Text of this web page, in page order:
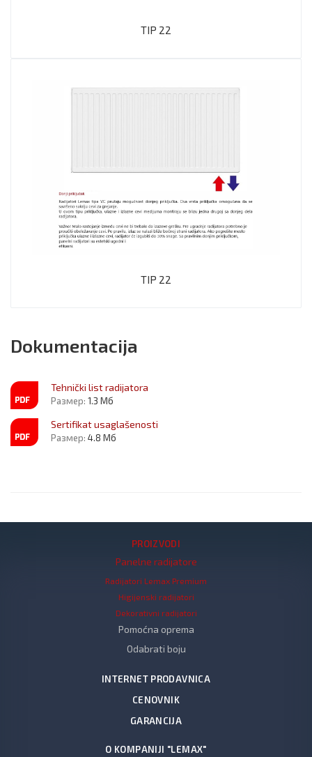
TIP 22
TIP 22
Dokumentacija
Tehnički list radijatora
Размер: 1.3 Мб
Sertifikat usaglašenosti
Размер: 4.8 Мб
PROIZVODI
Panelne radijatore
Radijatori Lemax Premium
Higijenski radijatori
Dekorativni radijatori
Pomoćna oprema
Odabrati boju
INTERNET PRODAVNICA
CENOVNIK
GARANCIJA
O KOMPANIJI "LEMAX"